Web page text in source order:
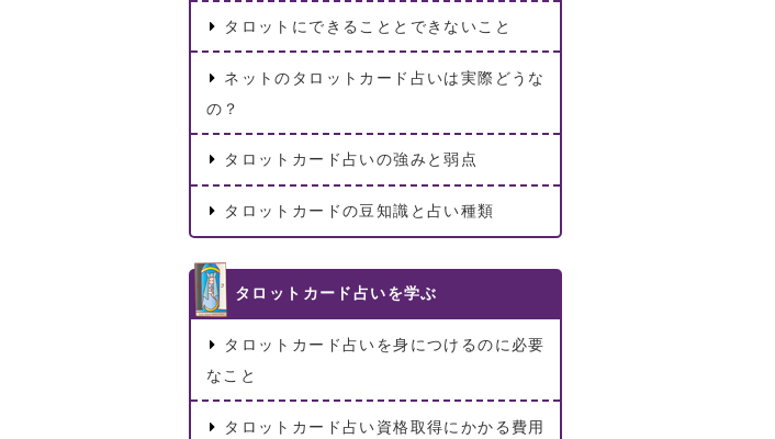
タロットにできることとできないこと
ネットのタロットカード占いは実際どうな
の？
タロットカード占いの強みと弱点
タロットカードの豆知識と占い種類
タロットカード占いを学ぶ
タロットカード占いを身につけるのに必要
なこと
タロットカード占い資格取得にかかる費用